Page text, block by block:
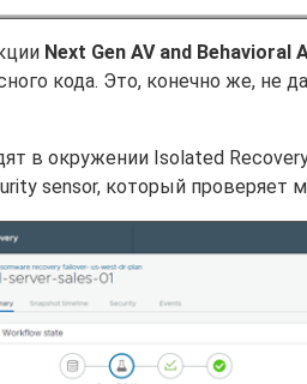
Next Gen AV and Behavioral
кода. Это, конечно же, не
в окружении Isolated
sensor, который проверяет